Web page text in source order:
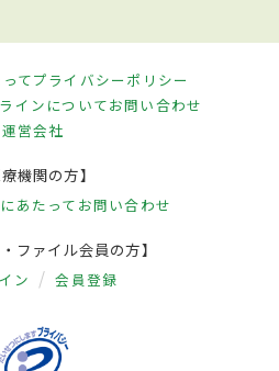
てプライバシーポリシー
インについてお問い合わせ
運営会社
療機関の方】
あたって お問い合わせ
ファイル会員の方】
ン 会員登録